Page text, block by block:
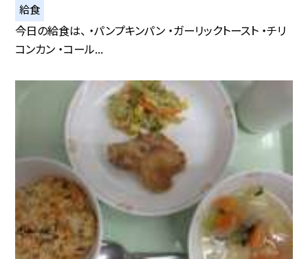
給食
今日の給食は、 ・パンプキンパン ・ガーリックトースト ・チリ
コンカン ・コール...